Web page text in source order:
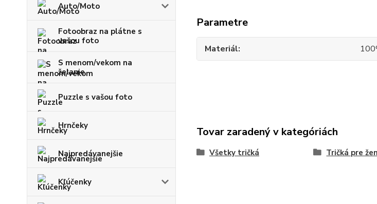
Auto/Moto
Fotoobraz na plátne s
vašou foto
S menom/vekom na
želanie
Puzzle s vašou foto
Hrnčeky
Najpredávanejšie
Kľúčenky
Parametre
Materiál
Tovar zaradený v kategóriách
Všetky tričká Tričká pre